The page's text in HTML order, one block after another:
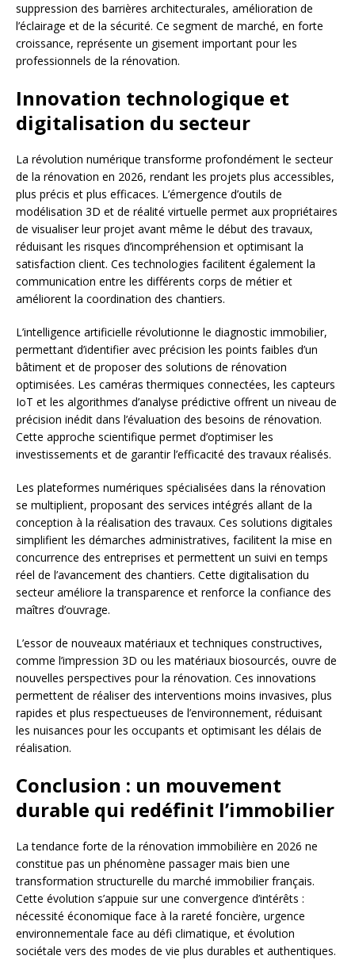
suppression des barrières architecturales, amélioration de
l’éclairage et de la sécurité. Ce segment de marché, en forte
croissance, représente un gisement important pour les
professionnels de la rénovation.
Innovation technologique et
digitalisation du secteur
La révolution numérique transforme profondément le secteur
de la rénovation en 2026, rendant les projets plus accessibles,
plus précis et plus efficaces. L’émergence d’outils de
modélisation 3D et de réalité virtuelle permet aux propriétaires
de visualiser leur projet avant même le début des travaux,
réduisant les risques d’incompréhension et optimisant la
satisfaction client. Ces technologies facilitent également la
communication entre les différents corps de métier et
améliorent la coordination des chantiers.
L’intelligence artificielle révolutionne le diagnostic immobilier,
permettant d’identifier avec précision les points faibles d’un
bâtiment et de proposer des solutions de rénovation
optimisées. Les caméras thermiques connectées, les capteurs
IoT et les algorithmes d’analyse prédictive offrent un niveau de
précision inédit dans l’évaluation des besoins de rénovation.
Cette approche scientifique permet d’optimiser les
investissements et de garantir l’efficacité des travaux réalisés.
Les plateformes numériques spécialisées dans la rénovation
se multiplient, proposant des services intégrés allant de la
conception à la réalisation des travaux. Ces solutions digitales
simplifient les démarches administratives, facilitent la mise en
concurrence des entreprises et permettent un suivi en temps
réel de l’avancement des chantiers. Cette digitalisation du
secteur améliore la transparence et renforce la confiance des
maîtres d’ouvrage.
L’essor de nouveaux matériaux et techniques constructives,
comme l’impression 3D ou les matériaux biosourcés, ouvre de
nouvelles perspectives pour la rénovation. Ces innovations
permettent de réaliser des interventions moins invasives, plus
rapides et plus respectueuses de l’environnement, réduisant
les nuisances pour les occupants et optimisant les délais de
réalisation.
Conclusion : un mouvement
durable qui redéfinit l’immobilier
La tendance forte de la rénovation immobilière en 2026 ne
constitue pas un phénomène passager mais bien une
transformation structurelle du marché immobilier français.
Cette évolution s’appuie sur une convergence d’intérêts :
nécessité économique face à la rareté foncière, urgence
environnementale face au défi climatique, et évolution
sociétale vers des modes de vie plus durables et authentiques.